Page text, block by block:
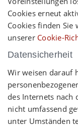
Cookies erneut
Cookies finden
unserer Cookie-
Datensicherheit
Wir weisen darauf
des Internets nach
nicht umfassend
unter Umständen